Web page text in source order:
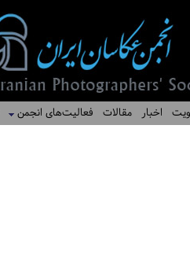
اخبار مقالات فعالیت‌های انجمن